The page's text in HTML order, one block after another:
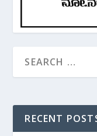
RECENT